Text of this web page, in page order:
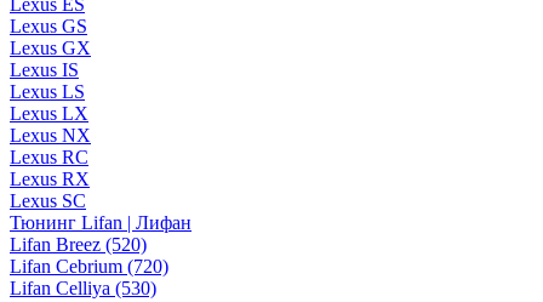
Lexus ES
Lexus GS
Lexus GX
Lexus IS
Lexus LS
Lexus LX
Lexus NX
Lexus RC
Lexus RX
Lexus SC
Тюнинг Lifan | Лифан
Lifan Breez (520)
Lifan Cebrium (720)
Lifan Celliya (530)